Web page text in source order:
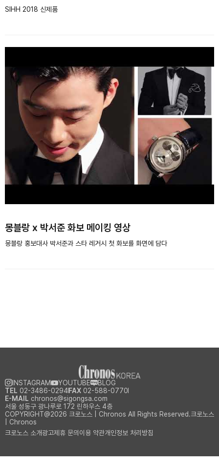
SIHH 2018 신제품
몽블랑 x 박서준 화보 메이킹 영상
몽블랑 홍보대사 박서준과 스타 레거시 첫 화보를 화면에 담다
크로노스 소개광고제휴 문의 이용 약관개인정보 처리방침
서울 성동구 광나루로 172 린하우스 4층
COPYRIGHT@2026 크로노스 | Chronos All Rights Reserved.크로노스
| Chronos
INSTAGRAM YOUTUBE
BLOG
TEL 02-3486-0294 FAX 02-588-0770
E-MAIL chronos@sigongsa.com